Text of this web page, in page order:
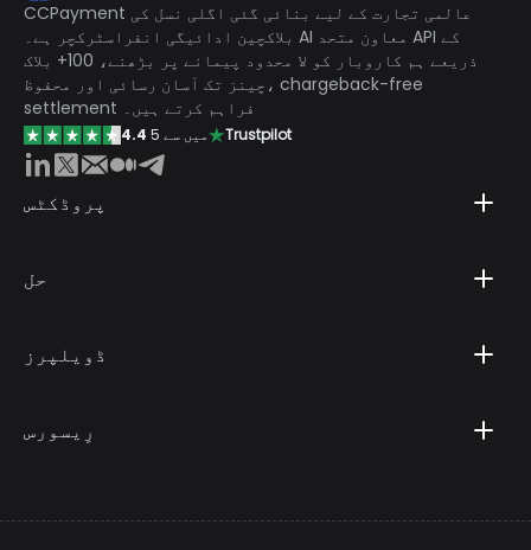
CCPayment عالمی تجارت کے لیے بنائی گئی اگلی نسل کی
بلاکچین ادائیگی انفراسٹرکچر ہے۔ AI معاون متحد API کے
ذریعے ہم کاروبار کو لا محدود پیمانے پر بڑھنے، 100+ بلاک
چینز تک آسان رسائی اور محفوظ، chargeback-free
settlement فراہم کرتے ہیں۔
4.4 5 میں سے Trustpilot
پروڈکٹس
حل
ڈویلپرز
رِیسورس